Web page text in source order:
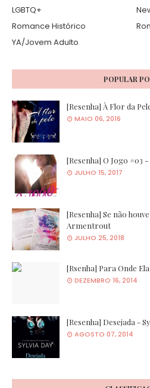
LGBTQ+
Romance Histórico
YA/Jovem Adulto
POPULAR
[Resenha] À Flor da
MAIO 06, 2016
[Resenha] O Jogo #03
JULHO 15, 2017
[Resenha] Se não
Armentrout
JULHO 25, 2018
[Rsenha] Para Onde
DEZEMBRO 16, 2014
[Resenha] Desejada -
AGOSTO 07, 2014